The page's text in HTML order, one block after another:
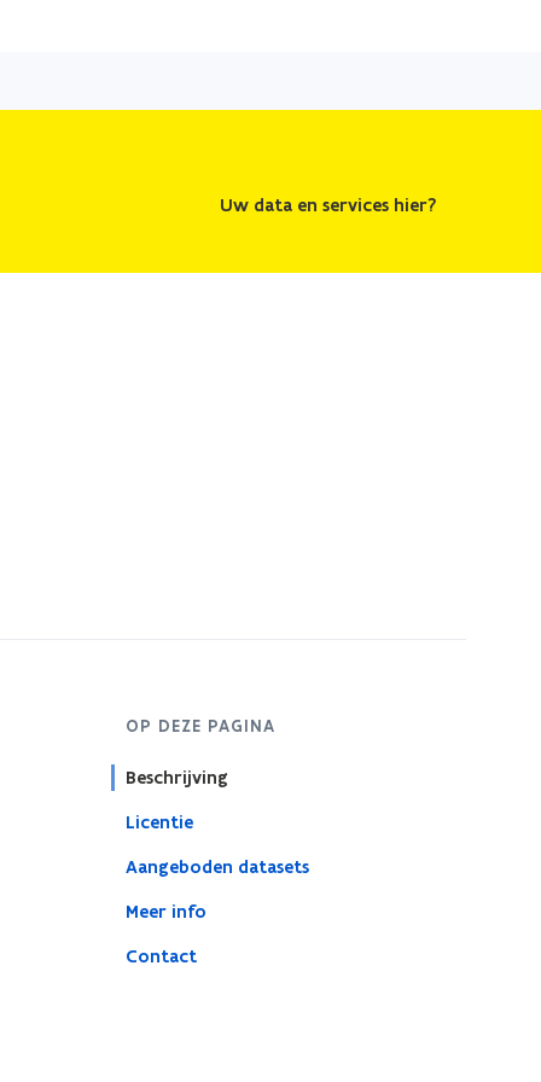
Uw data en services hier?
OP DEZE PAGINA
Beschrijving
Licentie
Aangeboden datasets
Meer info
Contact